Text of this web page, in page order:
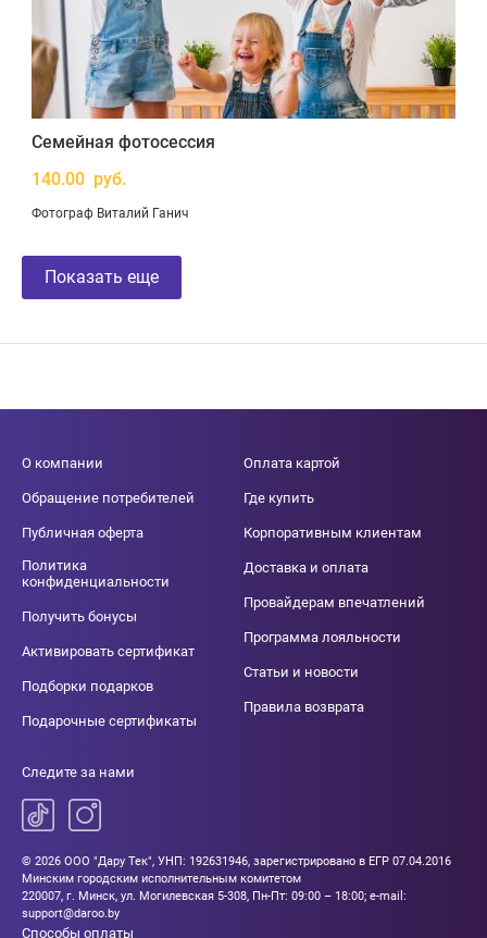
Семейная фотосессия
140.00 руб.
Фотограф Виталий Ганич
Показать еще
О компании
Обращение потребителей
Публичная оферта
Политика
конфиденциальности
Получить бонусы
Активировать сертификат
Подборки подарков
Подарочные сертификаты
Оплата картой
Где купить
Корпоративным клиентам
Доставка и оплата
Провайдерам впечатлений
Программа лояльности
Статьи и новости
Правила возврата
Следите за нами
© 2026 ООО "Дару Тек", УНП: 192631946, зарегистрировано в ЕГР 07.04.2016
Минским городским исполнительным комитетом
220007, г. Минск, ул. Могилевская 5-308, Пн-Пт: 09:00 – 18:00; e-mail:
support@daroo.by
Способы оплаты